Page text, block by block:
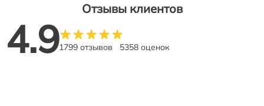
Отзывы клиентов
4.91799 отзывов 5358 оценок